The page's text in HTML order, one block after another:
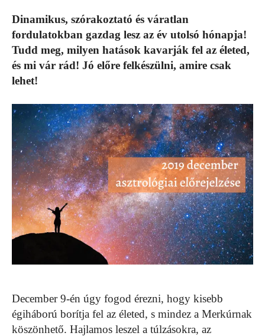
Dinamikus, szórakoztató és váratlan
fordulatokban gazdag lesz az év utolsó hónapja!
Tudd meg, milyen hatások kavarják fel az életed,
és mi vár rád! Jó előre felkészülni, amire csak
lehet!
December 9-én úgy fogod érezni, hogy kisebb
égiháború borítja fel az életed, s mindez a Merkúrnak
köszönhető. Hajlamos leszel a túlzásokra, az